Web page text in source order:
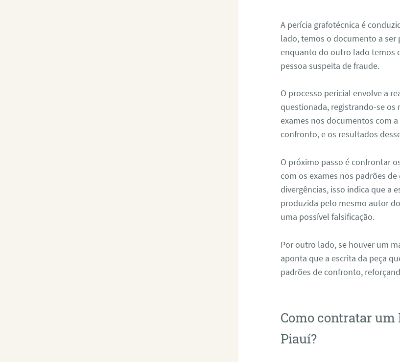
A perícia grafotécnica é
lado, temos o documento a
enquanto do outro lado temos
pessoa suspeita de fraude.
O processo pericial envolve a
questionada, registrando-se os
exames nos documentos com
confronto, e os resultados
O próximo passo é confrontar
com os exames nos padrões
divergências, isso indica que a
produzida pelo mesmo autor
uma possível falsificação.
Por outro lado, se houver um
aponta que a escrita da peça
padrões de confronto,
Como contratar um
Piauí?